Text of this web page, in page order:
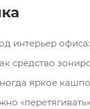
интерьер
средство
яркое